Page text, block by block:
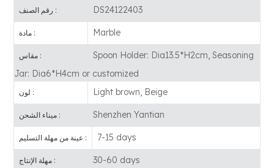
رقم الصنف : DS24122403
مادة : Marble
مقاس :
Spoon Holder: Dia13.5*H2cm, Seasoning
Jar: Dia6*H4cm or customized
لون : Light brown, Beige
ميناء الشحن : Shenzhen Yantian
عينة من مهلة التسليم : 7-15 days
مهلة الإنتاج : 30-60 days